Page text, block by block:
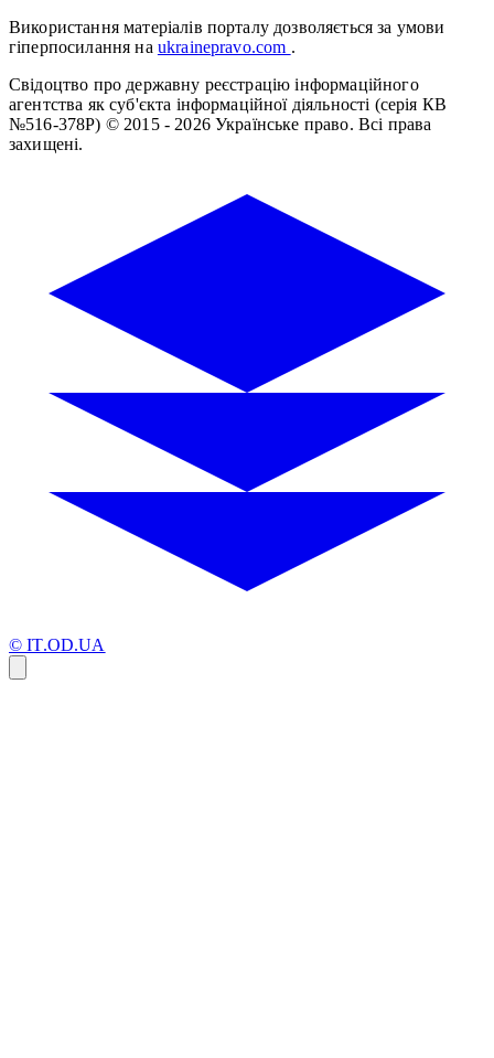
Використання матеріалів порталу дозволяється за умови
гіперпосилання на ukrainepravo.com .
Свідоцтво про державну реєстрацію інформаційного
агентства як суб'єкта інформаційної діяльності (серія КВ
№516-378Р) © 2015 - 2026 Українське право. Всі права
захищені.
© IT.OD.UA